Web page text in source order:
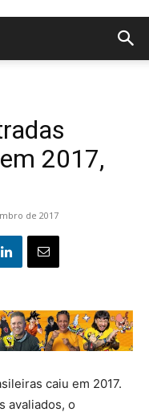
2017,
de 2017
caiu em 2017.
avaliados, o